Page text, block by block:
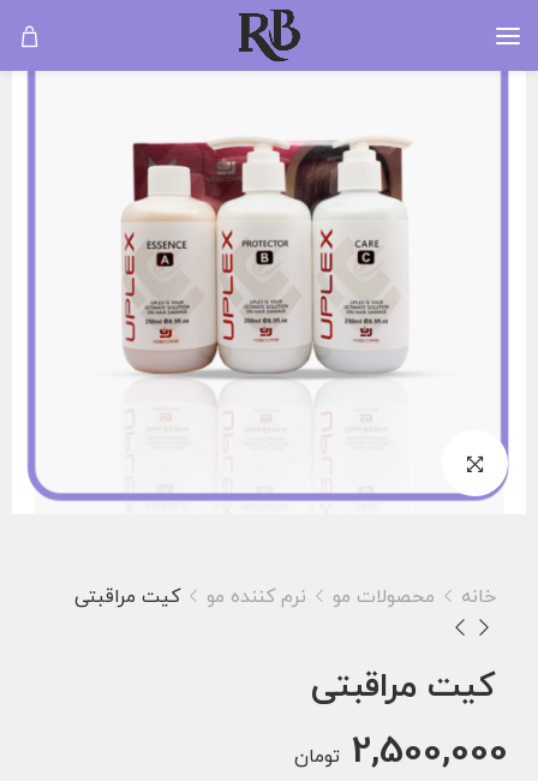
خانه محصولات مو نرم کننده مو کیت مراقبتی
کیت مراقبتی
2,500,000 تومان